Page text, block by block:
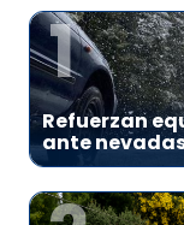
1
Refuerzan
ante